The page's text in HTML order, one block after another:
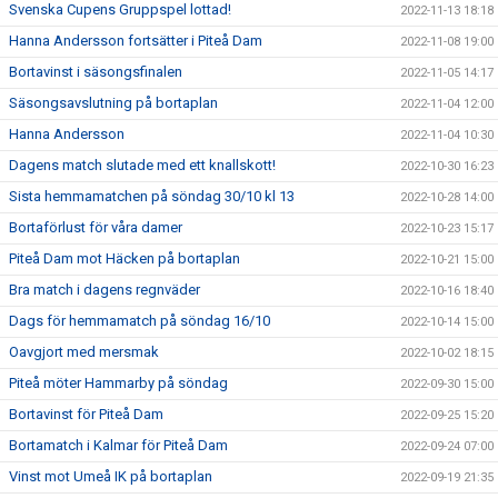
Svenska Cupens Gruppspel lottad! 2022-11-13 18:18
Hanna Andersson fortsätter i Piteå Dam 2022-11-08 19:00
Bortavinst i säsongsfinalen 2022-11-05 14:17
Säsongsavslutning på bortaplan 2022-11-04 12:00
Hanna Andersson 2022-11-04 10:30
Dagens match slutade med ett knallskott! 2022-10-30 16:23
Sista hemmamatchen på söndag 30/10 kl 13 2022-10-28 14:00
Bortaförlust för våra damer 2022-10-23 15:17
Piteå Dam mot Häcken på bortaplan 2022-10-21 15:00
Bra match i dagens regnväder 2022-10-16 18:40
Dags för hemmamatch på söndag 16/10 2022-10-14 15:00
Oavgjort med mersmak 2022-10-02 18:15
Piteå möter Hammarby på söndag 2022-09-30 15:00
Bortavinst för Piteå Dam 2022-09-25 15:20
Bortamatch i Kalmar för Piteå Dam 2022-09-24 07:00
Vinst mot Umeå IK på bortaplan 2022-09-19 21:35